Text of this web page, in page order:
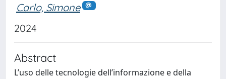
Carlo, Simone
2024
Abstract
L’uso delle tecnologie dell’informazione e della